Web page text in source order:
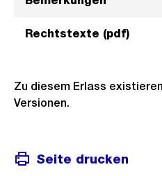
Rechtstexte (pdf)
Zu diesem Erlass
Versionen.
Seite drucken